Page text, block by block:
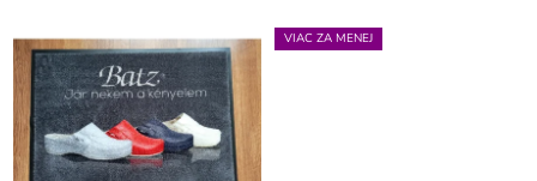
VIAC ZA MENEJ